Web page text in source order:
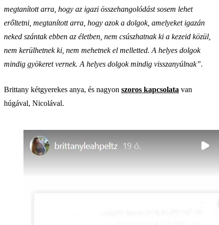
megtanított arra, hogy az igazi összehangolódást sosem lehet
erőltetni, megtanított arra, hogy azok a dolgok, amelyeket igazán
neked szántak ebben az életben, nem csúszhatnak ki a kezeid közül,
nem kerülhetnek ki, nem mehetnek el melletted. A helyes dolgok
mindig gyökeret vernek. A helyes dolgok mindig visszanyúlnak”.
Brittany kétgyerekes anya, és nagyon szoros kapcsolata van
húgával, Nicolával.